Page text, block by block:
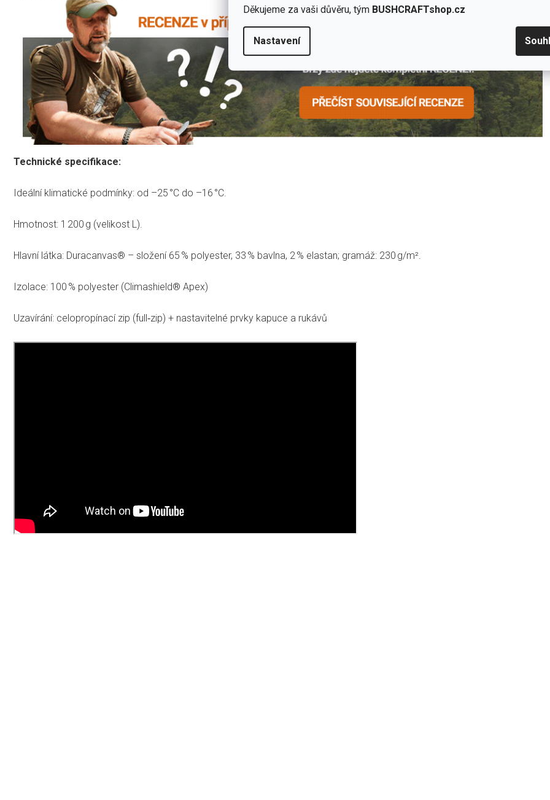
Děkujeme za vaši důvěru, tým BUSHCRAFTshop.cz
Nastavení
Technické specifikace:
Ideální klimatické podmínky: od –25 °C do –16 °C.
Hmotnost: 1 200 g (velikost L).
Hlavní látka: Duracanvas® – složení 65 % polyester, 33 % bavlna, 2 % elastan; gramáž: 230 g/m².
Izolace: 100 % polyester (Climashield® Apex)
Uzavírání: celopropínací zip (full‑zip) + nastavitelné prvky kapuce a rukávů